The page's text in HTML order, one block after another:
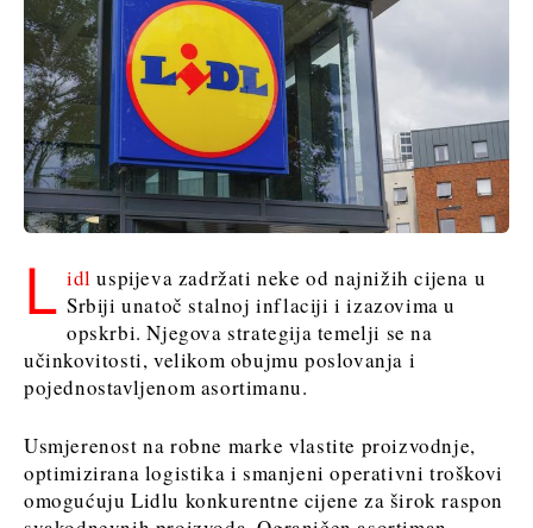
Sjeverna
Makedonija
Srbija
Slovenija
Business &
Economy
Poslovne
priče
Imenovanja
Poljoprivreda
Industrija
Energetika
Okoliš
Financije
Slovenija
Business &
Economy
Poslovne
Imenovanja
Poljoprivreda
Industrija
Građevinarstvo
Energetika
Financije
FMCG
Znanost
L idluspijeva zadržati neke od najnižih cijena u
Srbiji unatoč stalnoj inflaciji i izazovima u
opskrbi. Njegova strategija temelji se na
učinkovitosti, velikom obujmu poslovanja i
pojednostavljenom asortimanu.
Usmjerenost na robne marke vlastite proizvodnje,
optimizirana logistika i smanjeni operativni troškovi
omogućuju Lidlu konkurentne cijene za širok raspon